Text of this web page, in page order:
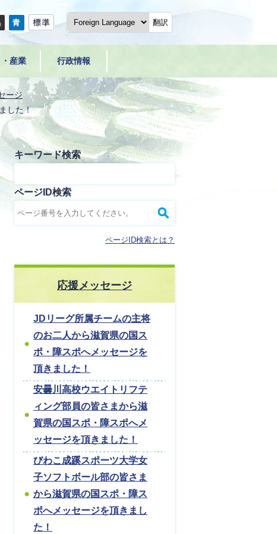
翻訳
・産業 行政情報
ージ
した！
キーワード検索
ページID検索
ページID検索とは？
応援メッセージ
JDリーグ所属チームの主将
のお二人から滋賀県の国ス
ポ・障スポへメッセージを
頂きました！
安曇川高校ウエイトリフテ
ィング部員の皆さまから滋
賀県の国スポ・障スポへメ
ッセージを頂きました！
びわこ成蹊スポーツ大学女
子ソフトボール部の皆さま
から滋賀県の国スポ・障ス
ポへメッセージを頂きまし
た！